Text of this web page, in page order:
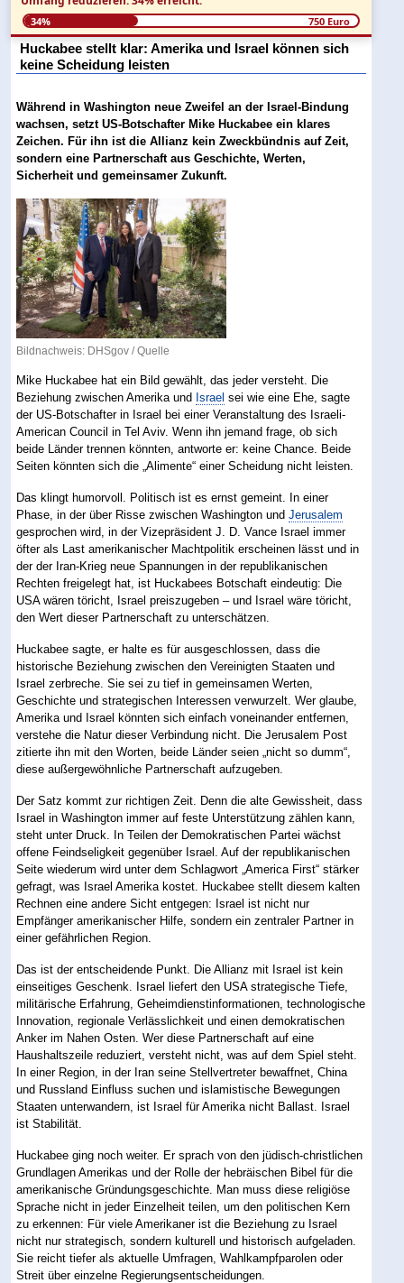
34% 750 Euro
Huckabee stellt klar: Amerika und Israel können sich
keine Scheidung leisten
Während in Washington neue Zweifel an der Israel-Bindung
wachsen, setzt US-Botschafter Mike Huckabee ein klares
Zeichen. Für ihn ist die Allianz kein Zweckbündnis auf Zeit,
sondern eine Partnerschaft aus Geschichte, Werten,
Sicherheit und gemeinsamer Zukunft.
Bildnachweis: DHSgov /Quelle
Mike Huckabee hat ein Bild gewählt, das jeder versteht. Die
Beziehung zwischen Amerika und Israel sei wie eine Ehe, sagte
der US-Botschafter in Israel bei einer Veranstaltung des Israeli-
American Council in Tel Aviv. Wenn ihn jemand frage, ob sich
beide Länder trennen könnten, antworte er: keine Chance. Beide
Seiten könnten sich die „Alimente“ einer Scheidung nicht leisten.
Das klingt humorvoll. Politisch ist es ernst gemeint. In einer
Phase, in der über Risse zwischen Washington undJerusalem
gesprochen wird, in der Vizepräsident J. D. Vance Israel immer
öfter als Last amerikanischer Machtpolitik erscheinen lässt und in
der der Iran-Krieg neue Spannungen in der republikanischen
Rechten freigelegt hat, ist Huckabees Botschaft eindeutig: Die
USA wären töricht, Israel preiszugeben – und Israel wäre töricht,
den Wert dieser Partnerschaft zu unterschätzen.
Huckabee sagte, er halte es für ausgeschlossen, dass die
historische Beziehung zwischen den Vereinigten Staaten und
Israel zerbreche. Sie sei zu tief in gemeinsamen Werten,
Geschichte und strategischen Interessen verwurzelt. Wer glaube,
Amerika und Israel könnten sich einfach voneinander entfernen,
verstehe die Natur dieser Verbindung nicht. Die Jerusalem Post
zitierte ihn mit den Worten, beide Länder seien „nicht so dumm“,
diese außergewöhnliche Partnerschaft aufzugeben.
Der Satz kommt zur richtigen Zeit. Denn die alte Gewissheit, dass
Israel in Washington immer auf feste Unterstützung zählen kann,
steht unter Druck. In Teilen der Demokratischen Partei wächst
offene Feindseligkeit gegenüber Israel. Auf der republikanischen
Seite wiederum wird unter dem Schlagwort „America First“ stärker
gefragt, was Israel Amerika kostet. Huckabee stellt diesem kalten
Rechnen eine andere Sicht entgegen: Israel ist nicht nur
Empfänger amerikanischer Hilfe, sondern ein zentraler Partner in
einer gefährlichen Region.
Das ist der entscheidende Punkt. Die Allianz mit Israel ist kein
einseitiges Geschenk. Israel liefert den USA strategische Tiefe,
militärische Erfahrung, Geheimdienstinformationen, technologische
Innovation, regionale Verlässlichkeit und einen demokratischen
Anker im Nahen Osten. Wer diese Partnerschaft auf eine
Haushaltszeile reduziert, versteht nicht, was auf dem Spiel steht.
In einer Region, in der Iran seine Stellvertreter bewaffnet, China
und Russland Einfluss suchen und islamistische Bewegungen
Staaten unterwandern, ist Israel für Amerika nicht Ballast. Israel
ist Stabilität.
Huckabee ging noch weiter. Er sprach von den jüdisch-christlichen
Grundlagen Amerikas und der Rolle der hebräischen Bibel für die
amerikanische Gründungsgeschichte. Man muss diese religiöse
Sprache nicht in jeder Einzelheit teilen, um den politischen Kern
zu erkennen: Für viele Amerikaner ist die Beziehung zu Israel
nicht nur strategisch, sondern kulturell und historisch aufgeladen.
Sie reicht tiefer als aktuelle Umfragen, Wahlkampfparolen oder
Streit über einzelne Regierungsentscheidungen.